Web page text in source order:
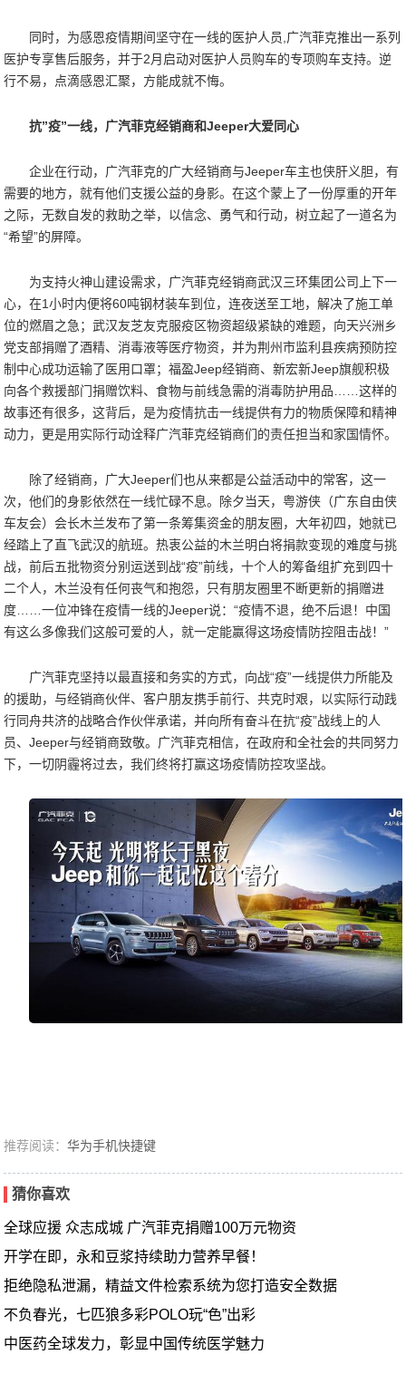
同时，为感恩疫情期间坚守在一线的医护人员,广汽菲克推出一系列
医护专享售后服务，并于2月启动对医护人员购车的专项购车支持。逆
行不易，点滴感恩汇聚，方能成就不悔。
抗”疫”一线，广汽菲克经销商和Jeeper大爱同心
企业在行动，广汽菲克的广大经销商与Jeeper车主也侠肝义胆，有
需要的地方，就有他们支援公益的身影。在这个蒙上了一份厚重的开年
之际，无数自发的救助之举，以信念、勇气和行动，树立起了一道名为
“希望”的屏障。
为支持火神山建设需求，广汽菲克经销商武汉三环集团公司上下一
心，在1小时内便将60吨钢材装车到位，连夜送至工地，解决了施工单
位的燃眉之急；武汉友芝友克服疫区物资超级紧缺的难题，向天兴洲乡
党支部捐赠了酒精、消毒液等医疗物资，并为荆州市监利县疾病预防控
制中心成功运输了医用口罩；福盈Jeep经销商、新宏新Jeep旗舰积极
向各个救援部门捐赠饮料、食物与前线急需的消毒防护用品……这样的
故事还有很多，这背后，是为疫情抗击一线提供有力的物质保障和精神
动力，更是用实际行动诠释广汽菲克经销商们的责任担当和家国情怀。
除了经销商，广大Jeeper们也从来都是公益活动中的常客，这一
次，他们的身影依然在一线忙碌不息。除夕当天，粤游侠（广东自由侠
车友会）会长木兰发布了第一条筹集资金的朋友圈，大年初四，她就已
经踏上了直飞武汉的航班。热衷公益的木兰明白将捐款变现的难度与挑
战，前后五批物资分别运送到战“疫”前线，十个人的筹备组扩充到四十
二个人，木兰没有任何丧气和抱怨，只有朋友圈里不断更新的捐赠进
度……一位冲锋在疫情一线的Jeeper说：“疫情不退，绝不后退！中国
有这么多像我们这般可爱的人，就一定能赢得这场疫情防控阻击战！”
广汽菲克坚持以最直接和务实的方式，向战“疫”一线提供力所能及
的援助，与经销商伙伴、客户朋友携手前行、共克时艰，以实际行动践
行同舟共济的战略合作伙伴承诺，并向所有奋斗在抗“疫”战线上的人
员、Jeeper与经销商致敬。广汽菲克相信，在政府和全社会的共同努力
下，一切阴霾将过去，我们终将打赢这场疫情防控攻坚战。
推荐阅读：华为手机快捷键
猜你喜欢
全球应援 众志成城 广汽菲克捐赠100万元物资
开学在即，永和豆浆持续助力营养早餐！
拒绝隐私泄漏，精益文件检索系统为您打造安全数据
不负春光，七匹狼多彩POLO玩“色”出彩
中医药全球发力，彰显中国传统医学魅力